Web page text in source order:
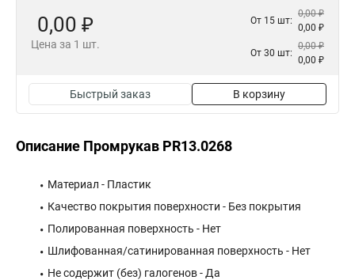
0,00 ₽
Цена за 1 шт.
От 15 шт:
0,00 ₽
0,00 ₽
От 30 шт:
0,00 ₽
0,00 ₽
Быстрый заказ В корзину
Описание Промрукав PR13.0268
Материал - Пластик
Качество покрытия поверхности - Без покрытия
Полированная поверхность - Нет
Шлифованная/сатинированная поверхность - Нет
Не содержит (без) галогенов - Да